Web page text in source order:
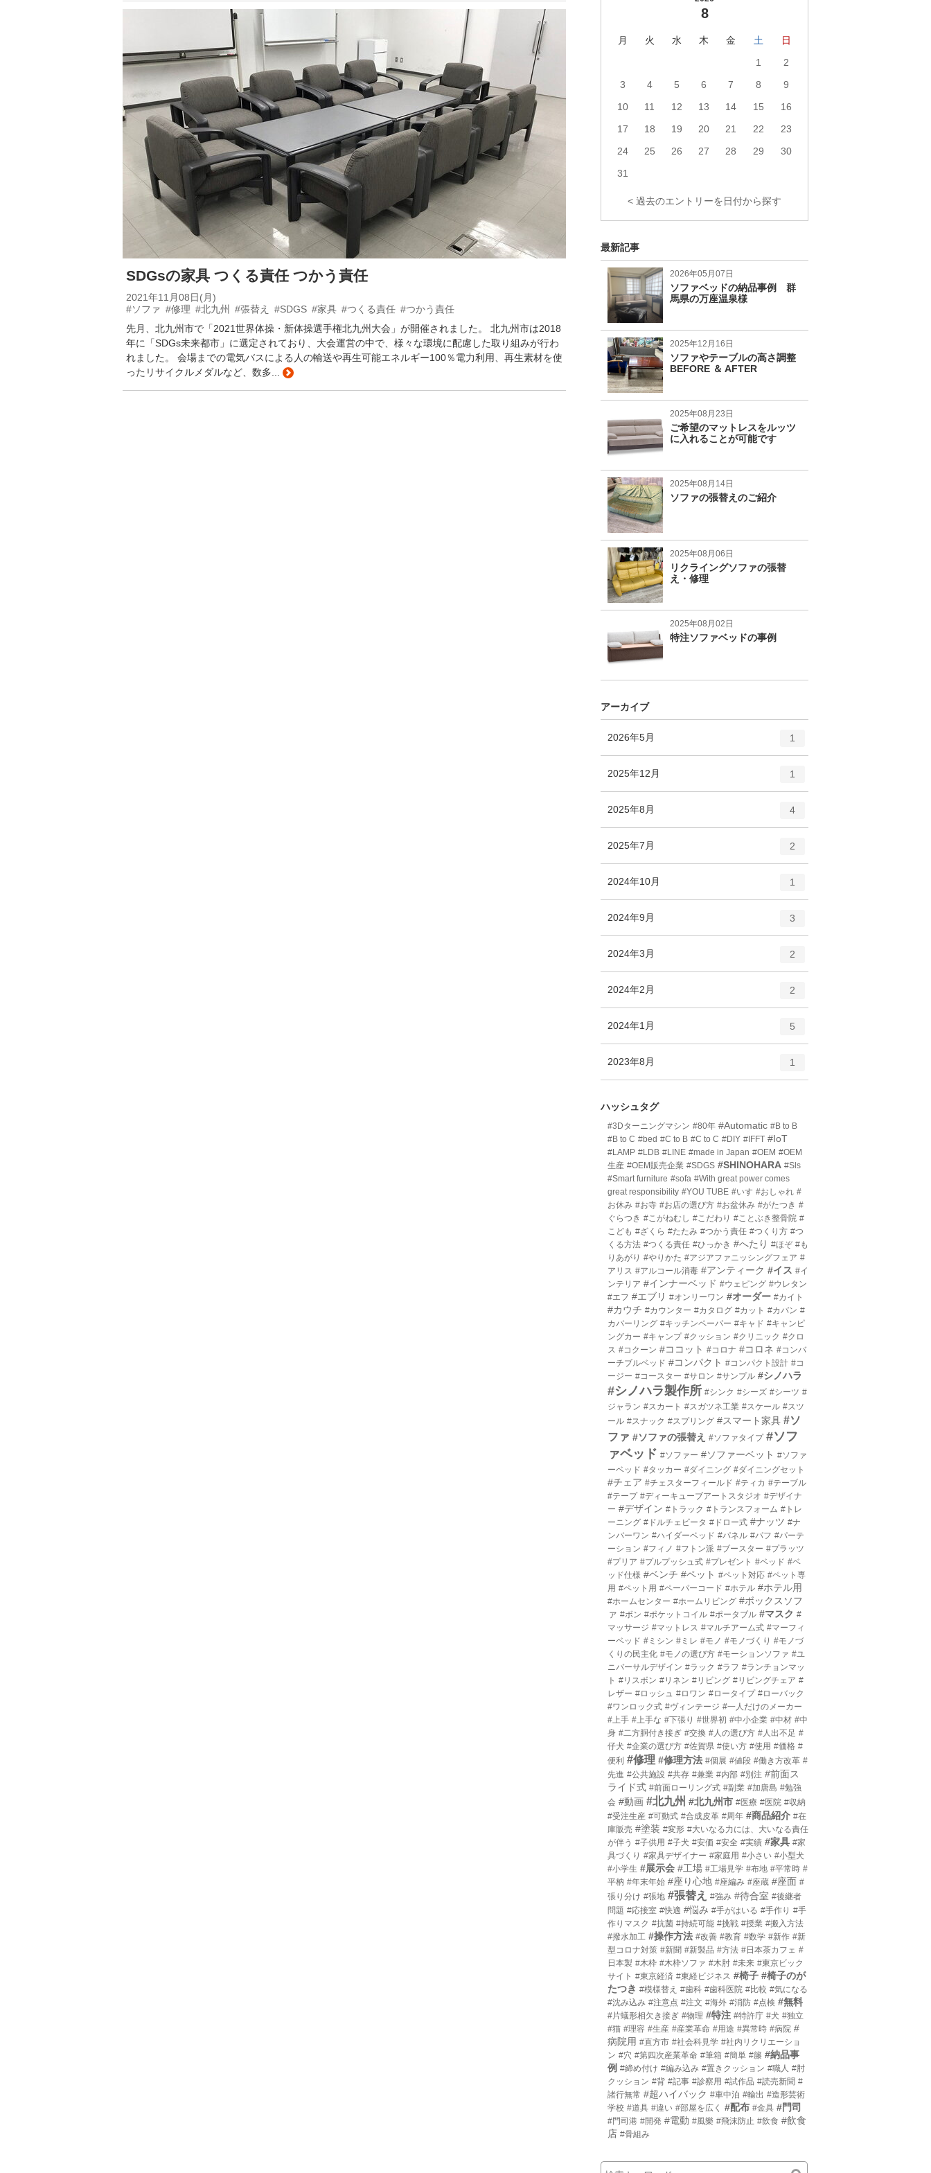
SDGsの家具 つくる責任 つかう責任
2021年11月08日(月)
#ソファ #修理 #北九州 #張替え #SDGS #家具 #つくる責任 #つかう責任
先月、北九州市で「2021世界体操・新体操選手権北九州大会」が開催されました。 北九州市は2018
年に「SDGs未来都市」に選定されており、大会運営の中で、様々な環境に配慮した取り組みが行わ
れました。 会場までの電気バスによる人の輸送や再生可能エネルギー100％電力利用、再生素材を使
ったリサイクルメダルなど、数多...
8
月 火 水 木 金 土
日
1
2
3
4 5 6 7 8
9
10
11 12 13 14 15
16
17
18 19 20 21 22
23
24
25 26 27 28 29
30
31
< 過去のエントリーを日付から探す
最新記事
2026年05月07日
ソファベッドの納品事例 群
馬県の万座温泉様
2025年12月16日
ソファやテーブルの高さ調整
BEFORE ＆ AFTER
2025年08月23日
ご希望のマットレスをルッツ
に入れることが可能です
2025年08月14日
ソファの張替えのご紹介
2025年08月06日
リクライングソファの張替
え・修理
2025年08月02日
特注ソファベッドの事例
アーカイブ
2026年5月
リ
ー
1
2025年12月
ー
1
2025年8月
ー
数
4
2025年7月
リ
ー
2
2024年10月
ー
1
2024年9月
ー
3
2024年3月
ー
2
2024年2月
ー
2
2024年1月
ー
5
2023年8月
リ
数
1
ハッシュタグ
#3Dターニングマシン #80年 #Automatic #B to B
#B to C #bed #C to B #C to C #DIY #IFFT #IoT
#LAMP #LDB #LINE #made in Japan #OEM #OEM
生産 #OEM販売企業 #SDGS #SHINOHARA #Sls
#Smart furniture #sofa #With great power comes
great responsibility #YOU TUBE #いす #おしゃれ #
お休み #お寺 #お店の選び方 #お盆休み #がたつき #
ぐらつき #こがねむし #こだわり #ことぶき整骨院 #
こども #ざくら #たたみ #つかう責任 #つくり方 #つ
くる方法 #つくる責任 #ひっかき #へたり #ほぞ #も
りあがり #やりかた #アジアファニッシングフェア #
アリス #アルコール消毒 #アンティーク #イス #イ
ンテリア #インナーベッド #ウェピング #ウレタン
#エフ #エブリ #オンリーワン #オーダー #カイト
#カウチ #カウンター #カタログ #カット #カバン #
カバーリング #キッチンペーパー #キャド #キャンピ
ングカー #キャンプ #クッション #クリニック #クロ
ス #コクーン #ココット #コロナ #コロネ #コンバ
ーチブルベッド #コンパクト #コンパクト設計 #コ
ージー #コースター #サロン #サンプル #シノハラ
#シノハラ製作所 #シンク #シーズ #シーツ #
ジャラン #スカート #スガツネ工業 #スケール #スツ
ール #スナック #スプリング #スマート家具 #ソ
ファ #ソファの張替え #ソファタイプ #ソフ
ァベッド #ソファー #ソファーベット #ソファ
ーベッド #タッカー #ダイニング #ダイニングセット
#チェア #チェスターフィールド #ティカ #テーブル
#テープ #ディーキューブアートスタジオ #デザイナ
ー #デザイン #トラック #トランスフォーム #トレ
ーニング #ドルチェビータ #ドロー式 #ナッツ #ナ
ンバーワン #ハイダーベッド #パネル #パフ #パーテ
ーション #フィノ #フトン派 #ブースター #プラッツ
#プリア #プルプッシュ式 #プレゼント #ベッド #ベ
ッド仕様 #ベンチ #ペット #ペット対応 #ペット専
用 #ペット用 #ペーパーコード #ホテル #ホテル用
#ホームセンター #ホームリビング #ボックスソフ
ァ #ボン #ポケットコイル #ポータブル #マスク #
マッサージ #マットレス #マルチアーム式 #マーフィ
ーベッド #ミシン #ミレ #モノ #モノづくり #モノづ
くりの民主化 #モノの選び方 #モーションソファ #ユ
ニバーサルデザイン #ラック #ラフ #ランチョンマッ
ト #リスボン #リネン #リビング #リビングチェア #
レザー #ロッシュ #ロワン #ロータイプ #ローバック
#ワンロック式 #ヴィンテージ #一人だけのメーカー
#上手 #上手な #下張り #世界初 #中小企業 #中材 #中
身 #二方胴付き接ぎ #交換 #人の選び方 #人出不足 #
仔犬 #企業の選び方 #佐賀県 #使い方 #使用 #価格 #
便利 #修理 #修理方法 #個展 #値段 #働き方改革 #
先進 #公共施設 #共存 #兼業 #内部 #別注 #前面ス
ライド式 #前面ローリング式 #副業 #加唐島 #勉強
会 #動画 #北九州 #北九州市 #医療 #医院 #収納
#受注生産 #可動式 #合成皮革 #周年 #商品紹介 #在
庫販売 #塗装 #変形 #大いなる力には、大いなる責任
が伴う #子供用 #子犬 #安価 #安全 #実績 #家具 #家
具づくり #家具デザイナー #家庭用 #小さい #小型犬
#小学生 #展示会 #工場 #工場見学 #布地 #平常時 #
平枘 #年末年始 #座り心地 #座編み #座蔵 #座面 #
張り分け #張地 #張替え #強み #待合室 #後継者
問題 #応接室 #快適 #悩み #手がはいる #手作り #手
作りマスク #抗菌 #持続可能 #挑戦 #授業 #搬入方法
#撥水加工 #操作方法 #改善 #教育 #数学 #新作 #新
型コロナ対策 #新聞 #新製品 #方法 #日本茶カフェ #
日本製 #木枠 #木枠ソファ #木肘 #未来 #東京ビック
サイト #東京経済 #東経ビジネス #椅子 #椅子のが
たつき #模様替え #歯科 #歯科医院 #比較 #気になる
#沈み込み #注意点 #注文 #海外 #消防 #点検 #無料
#片蟻形相欠き接ぎ #物理 #特注 #特許庁 #犬 #独立
#猫 #理容 #生産 #産業革命 #用途 #異常時 #病院 #
病院用 #直方市 #社会科見学 #社内リクリエーショ
ン #穴 #第四次産業革命 #筆箱 #簡単 #籐 #納品事
例 #締め付け #編み込み #置きクッション #職人 #肘
クッション #背 #記事 #診察用 #試作品 #読売新聞 #
諸行無常 #超ハイバック #車中泊 #輸出 #造形芸術
学校 #道具 #違い #部屋を広く #配布 #金具 #門司
#門司港 #開発 #電動 #風樂 #飛沫防止 #飲食 #飲食
店 #骨組み